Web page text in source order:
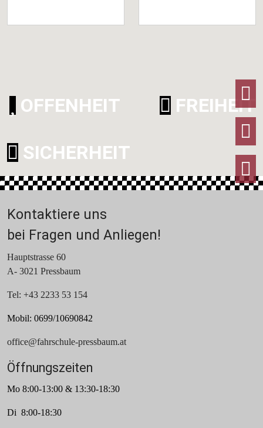
OFFENHEIT FREIHEIT
SICHERHEIT
Kontaktiere uns
bei Fragen und Anliegen!
Hauptstrasse 60
A- 3021 Pressbaum
Tel: +43 2233 53 154
Mobil: 0699/10690842
office@fahrschule-pressbaum.at
Öffnungszeiten
Mo 8:00-13:00 & 13:30-18:30
Di 8:00-18:30